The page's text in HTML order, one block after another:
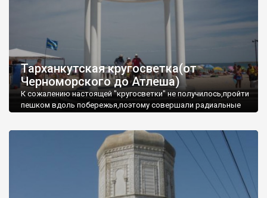
Тарханкутская кругосветка(от
Черноморского до Атлеша)
К сожалению настоящей "кругосветки" не получилось,пройти
пешком вдоль побережья,поэтому совершали радиальные